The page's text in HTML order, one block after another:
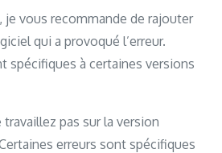
je vous recommande de rajouter
qui a provoqué l’erreur.
spécifiques à certaines versions
pas sur la version
erreurs sont spécifiques